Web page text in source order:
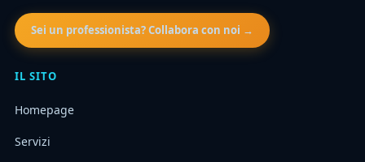
Sei un professionista? Collabora con noi →
IL SITO
Homepage
Servizi